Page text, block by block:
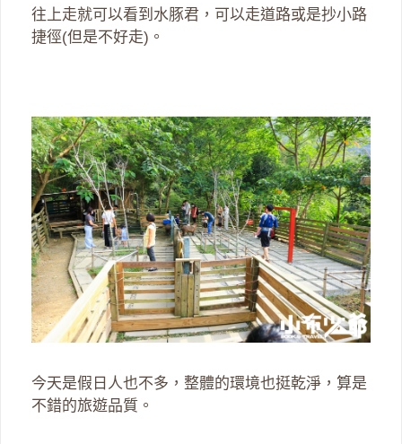
往上走就可以看到水豚君，可以走道路或是抄小路
捷徑(但是不好走)。
今天是假日人也不多，整體的環境也挺乾淨，算是
不錯的旅遊品質。